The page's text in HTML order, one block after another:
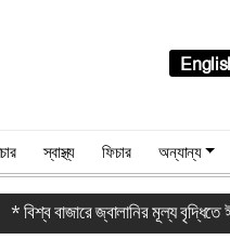
স্বাস্থ্য ফিচার অন্যান্য
বাজারে জ্বালানির মূল্য বৃদ্ধিতে ঈদ